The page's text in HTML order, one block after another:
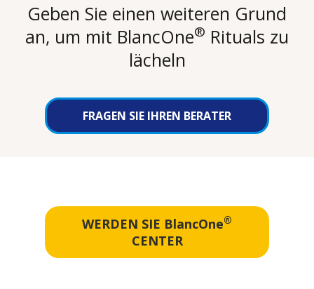
Geben Sie einen weiteren Grund
an, um mit BlancOne® Rituals zu
lächeln
FRAGEN SIE IHREN BERATER
WERDEN SIE BlancOne®
CENTER